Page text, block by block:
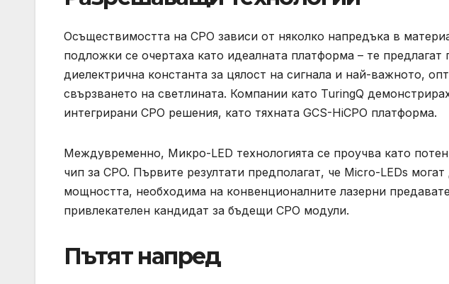
Осъществимостта на CPO зависи от няколко напредъка в
подложки се очертаха като идеалната платформа – те предлагат
диелектрична константа за цялост на сигнала и най-важното,
свързването на светлината. Компании като TuringQ
интегрирани CPO решения, като тяхната GCS-HiCPO платформа.
Междувременно, Микро-LED технологията се проучва като
чип за CPO. Първите резултати предполагат, че Micro-LEDs
мощността, необходима на конвенционалните лазерни
привлекателен кандидат за бъдещи CPO модули.
Пътят напред